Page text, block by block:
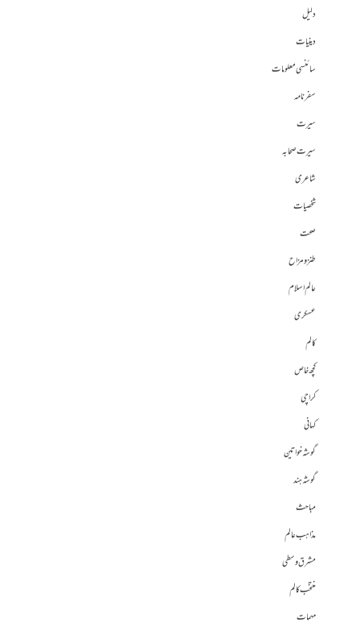
دلیل
دینیات
سائنسی معلومات
سفرنامہ
سیرت
سیرت صحابہ
شاعری
شخصیات
صحت
طنز و مزاح
عالم اسلام
عسکری
کالم
کچھ خاص
کراچی
کہانی
گوشہ خواتین
گوشہ ہند
مباحث
مذاہب عالم
مشرق وسطی
منتخب کالم
مہمات